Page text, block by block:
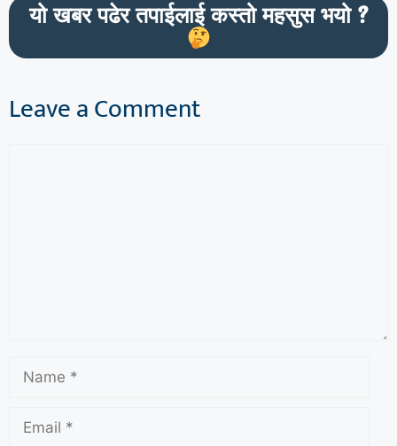
यो खबर पढेर तपाईलाई कस्तो महसुस भयो ?
Leave a Comment